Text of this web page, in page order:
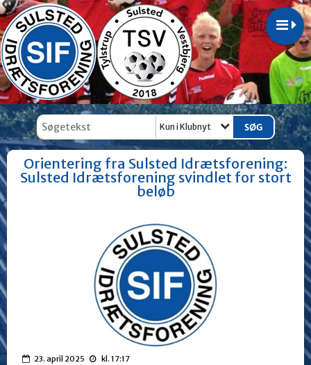
Kun i Klubnyt
Orientering fra Sulsted Idrætsforening:
Sulsted Idrætsforening svindlet for stort
beløb
23. april 2025 kl. 17:17